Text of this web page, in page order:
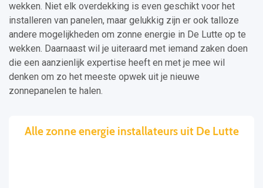
wekken. Niet elk overdekking is even geschikt voor het
installeren van panelen, maar gelukkig zijn er ook talloze
andere mogelijkheden om zonne energie in De Lutte op te
wekken. Daarnaast wil je uiteraard met iemand zaken doen
die een aanzienlijk expertise heeft en met je mee wil
denken om zo het meeste opwek uit je nieuwe
zonnepanelen te halen.
Alle zonne energie installateurs uit De Lutte